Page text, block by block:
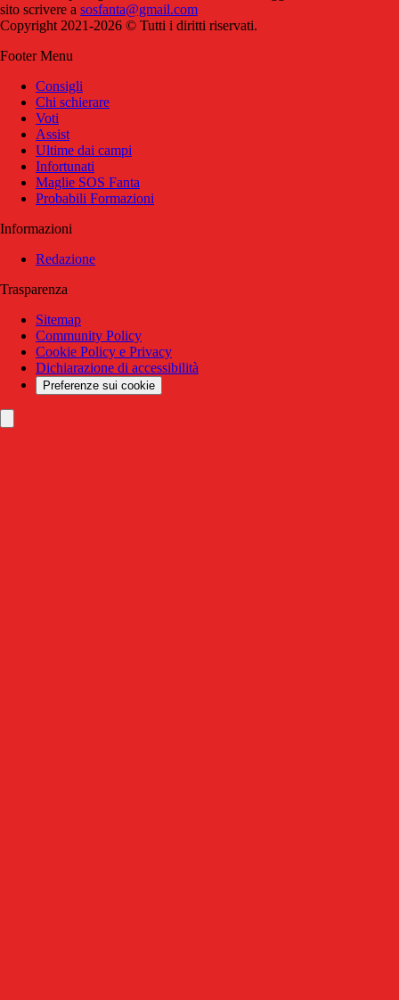
sito scrivere a sosfanta@gmail.com
Copyright 2021-2026 © Tutti i diritti riservati.
Footer Menu
Consigli
Chi schierare
Voti
Assist
Ultime dai campi
Infortunati
Maglie SOS Fanta
Probabili Formazioni
Informazioni
Redazione
Trasparenza
Sitemap
Community Policy
Cookie Policy e Privacy
Dichiarazione di accessibilità
Preferenze sui cookie